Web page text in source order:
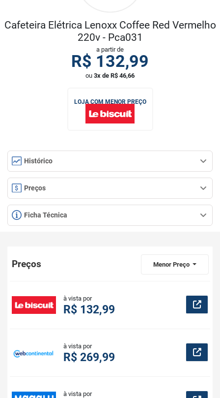
Cafeteira Elétrica Lenoxx Coffee Red Vermelho
220v - Pca031
a partir de
R$ 132,99
ou 3x de R$ 46,66
LOJA COM MENOR PREÇO
Histórico
Preços
Ficha Técnica
Preços Menor Preço
à vista por
R$ 132,99
à vista por
R$ 269,99
à vista por